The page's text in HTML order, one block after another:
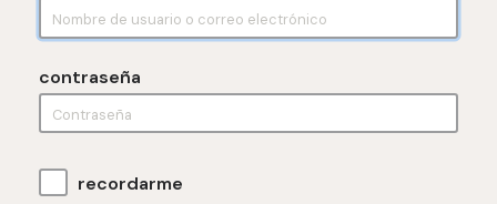
contraseña
recordarme